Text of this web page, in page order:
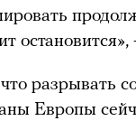
разрывать
Европы